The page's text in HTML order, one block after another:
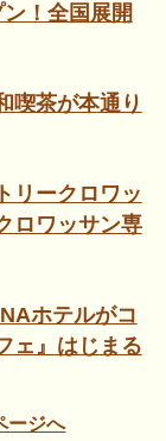
！全国展開
喫茶が本通り
リークロワッ
ロワッサン専
ホテルがコ
ェ』はじまる
ージへ